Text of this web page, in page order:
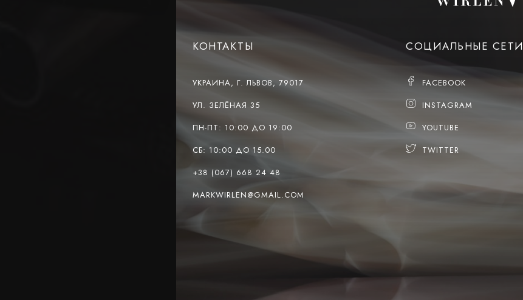
КОНТАКТЫ
УКРАИНА, Г. ЛЬВОВ, 79017
УЛ. ЗЕЛЁНАЯ 35
ПН-ПТ: 10:00 ДО 19:00
СБ: 10:00 ДО 15.00
+38 (067) 668 24 48
MARKWIRLEN@GMAIL.COM
СОЦИАЛЬНЫЕ СЕТИ
FACEBOOK
INSTAGRAM
YOUTUBE
TWITTER